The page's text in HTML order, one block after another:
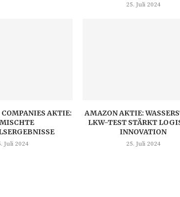
25. Juli 2024
AKTIE:
Juli 2024
AMAZON AKTIE:
LKW-TEST STÄRKT
INNOVATION
25. Juli 2024